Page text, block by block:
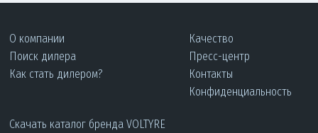
О компании
Поиск дилера
Как стать дилером?
Качество
Пресс-центр
Контакты
Конфиденциальность
Скачать каталог бренда VOLTYRE